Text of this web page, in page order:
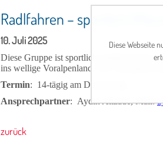
Radlfahren – sportlich
10. Juli 2025
Diese Gruppe ist sportlich ambitionierter
ins wellige Voralpenland. Die Teilnahme
Termin: 14-tägig am Donnerstag
Ansprechpartner: Aydin Alizade, Mail:
zurück
Diese Webseite